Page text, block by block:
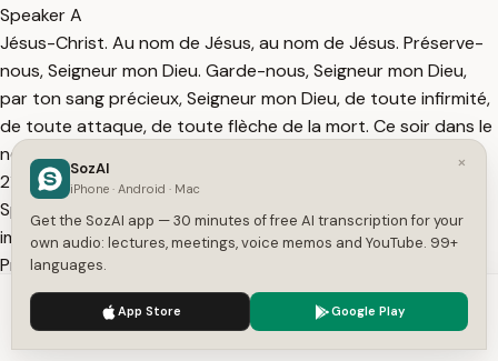
Speaker A
Jésus-Christ. Au nom de Jésus, au nom de Jésus. Préserve-
nous, Seigneur mon Dieu. Garde-nous, Seigneur mon Dieu,
par ton sang précieux, Seigneur mon Dieu, de toute infirmité,
de toute attaque, de toute flèche de la mort. Ce soir dans le
nom de Jésus, nous
21:51
Speaker A
implorons, Seigneur mon Dieu, que tu nous préserves.
Préserve-nous Seigneur. Préserve, préserve, préserve mon
frère, préserve ma sœur. Préserve, Seigneur mon Dieu nos
enfants. Préserve Seigneur nos membres de famille. préserve,
Seigneur mon Dieu, [Musique] que le malheur Seigneur ne
We use cookies to enhance your experience.
×
SozAI
iPhone · Android · Mac
Get the SozAI app — 30 minutes of free AI transcription for your
own audio: lectures, meetings, voice memos and YouTube. 99+
languages.
App Store Google Play